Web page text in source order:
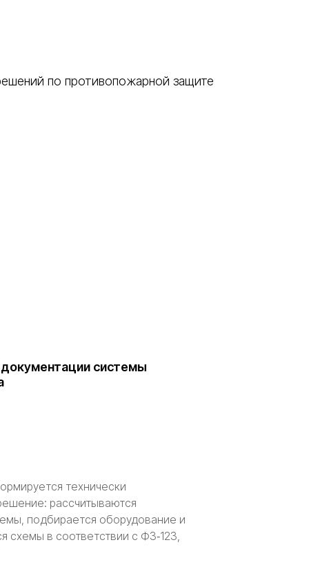
по противопожарной защите
системы
технически
рассчитываются
подбирается оборудование и
схемы в соответствии с ФЗ‑123,